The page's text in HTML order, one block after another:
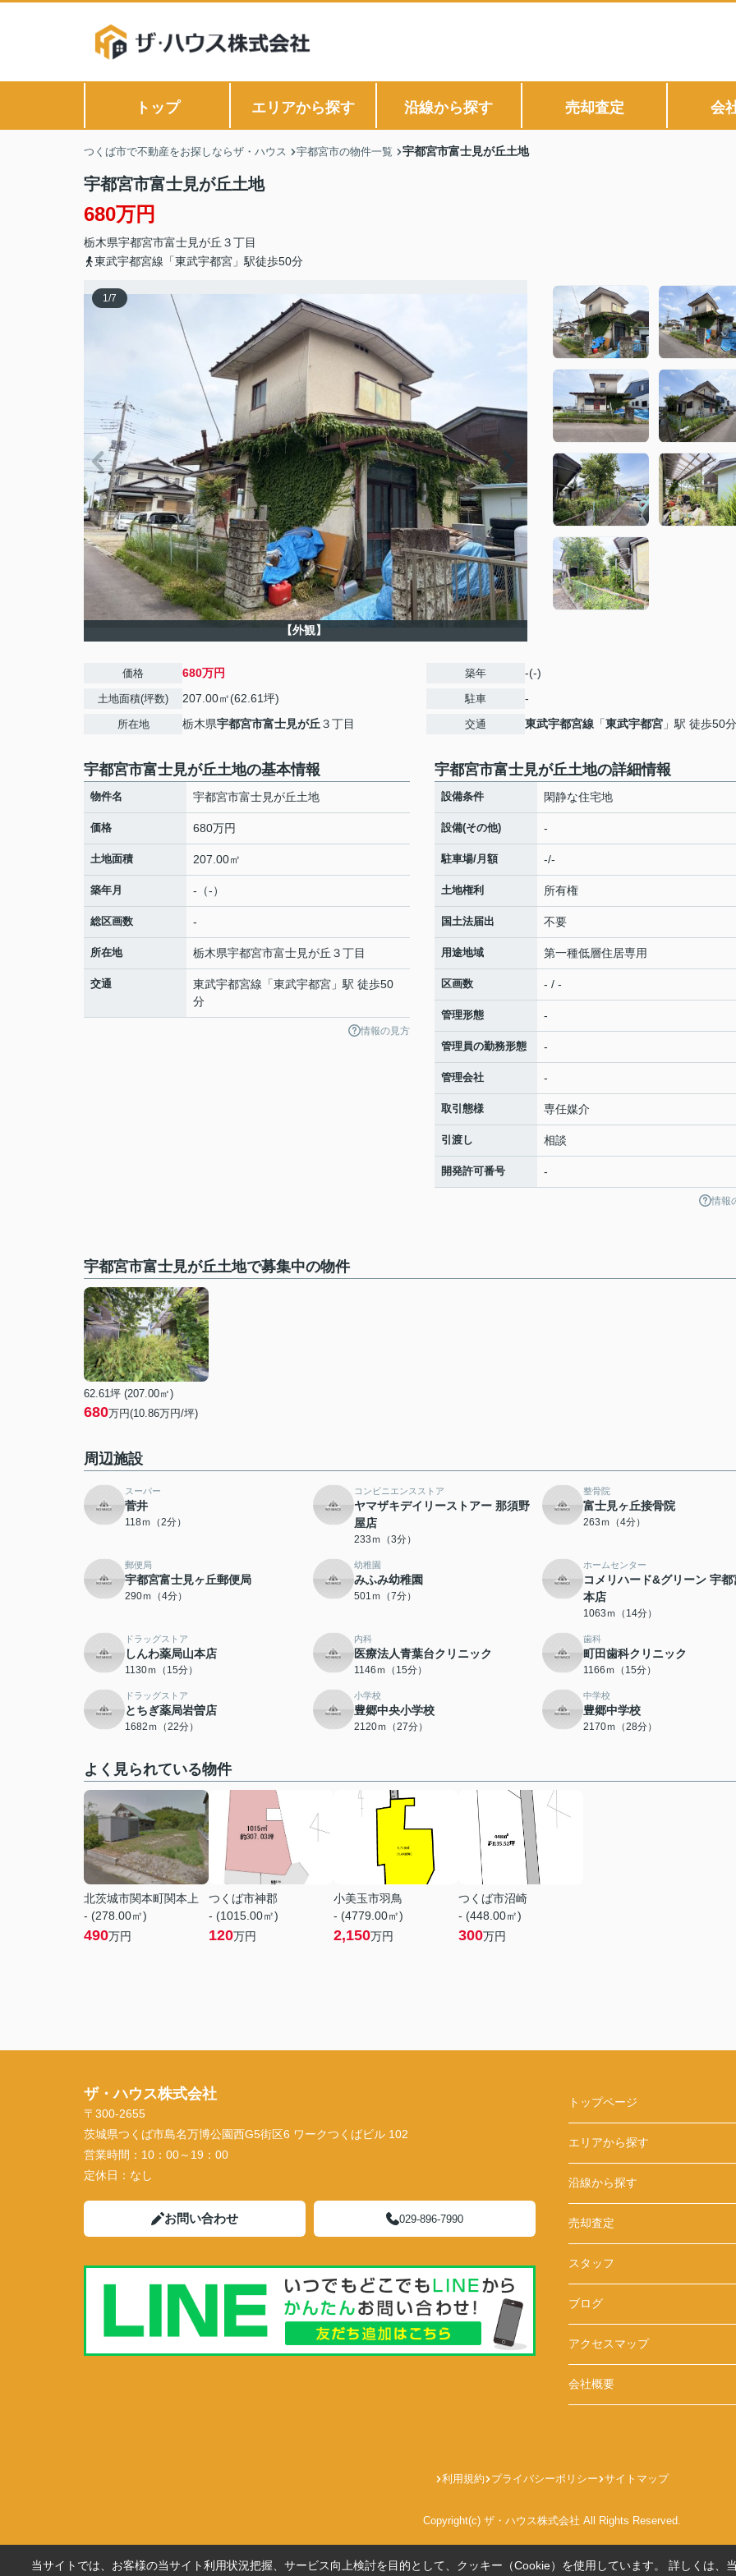
トップ エリアから探す 沿線から探す 売却査定 会
つくば市で不動産をお探しならザ・ハウス 宇都宮市の物件一覧 宇都宮市富士見が丘土地
宇都宮市富士見が丘土地
680万円
栃木県宇都宮市富士見が丘 ３丁目
東武宇都宮線「東武宇都宮」駅徒歩50分
1/7
【外観】
価格 680万円
土地面積(坪数) 207.00㎡(62.61坪)
所在地 栃木県宇都宮市富士見が丘 ３丁目
築年 -(-)
駐車 -
交通 東武宇都宮線 「東武宇都宮 」駅 徒歩50分
宇都宮市富士見が丘土地の基本情報
物件名 宇都宮市富士見が丘土地
価格 680万円
土地面積 207.00㎡
築年月 -（-）
総区画数 -
所在地 栃木県宇都宮市富士見が丘 ３丁目
交通 東武宇都宮線 「東武宇都宮 」駅 徒歩50
分
情報の見方
宇都宮市富士見が丘土地の詳細情報
設備条件 閑静な住宅地
設備(その他) -
駐車場/月額 -/-
土地権利 所有権
国土法届出 不要
用途地域 第一種低層住居専用
区画数 - / -
管理形態 -
管理員の勤務形態 -
管理会社 -
取引態様 専任媒介
引渡し 相談
開発許可番号 -
情報
宇都宮市富士見が丘土地で募集中の物件
62.61坪 (207.00㎡)
680万円(10.86万円/坪)
周辺施設
スーパー
菅井
118ｍ（2分）
コンビニエンスストア
ヤマザキデイリーストアー 那須野
屋店
233ｍ（3分）
整骨院
富士見ヶ丘接骨院
263ｍ（4分）
郵便局
宇都宮富士見ヶ丘郵便局
290ｍ（4分）
幼稚園
みふみ幼稚園
501ｍ（7分）
ホームセンター
コメリハード&グリーン 宇都
本店
1063ｍ（14分）
ドラッグストア
しんわ薬局山本店
1130ｍ（15分）
内科
医療法人青葉台クリニック
1146ｍ（15分）
歯科
町田歯科クリニック
1166ｍ（15分）
ドラッグストア
とちぎ薬局岩曽店
1682ｍ（22分）
小学校
豊郷中央小学校
2120ｍ（27分）
中学校
豊郷中学校
2170ｍ（28分）
よく見られている物件
北茨城市関本町関本上
- (278.00㎡)
490万円
つくば市神郡
- (1015.00㎡)
120万円
小美玉市羽鳥
- (4779.00㎡)
2,150万円
つくば市沼崎
- (448.00㎡)
300万円
ザ・ハウス株式会社
〒300-2655
茨城県つくば市島名万博公園西G5街区6 ワークつくばビル 102
営業時間： 10：00～19：00
定休日： なし
お問い合わせ 029-896-7990
トップページ
エリアから探す
沿線から探す
売却査定
スタッフ
ブログ
アクセスマップ
会社概要
利用規約 プライバシーポリシー サイトマップ
Copyright(c) ザ・ハウス株式会社 All Rights Reserved.
当サイトでは、お客様の当サイト利用状況把握、サービス向上検討を目的として、クッキー（Cookie）を使用しています。 詳しくは、